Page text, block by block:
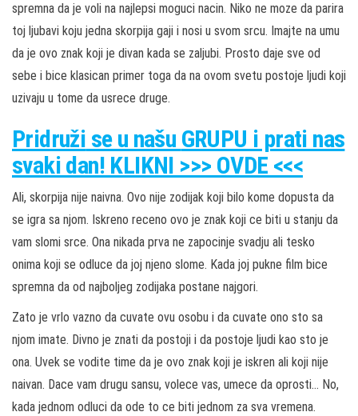
spremna da je voli na najlepsi moguci nacin. Niko ne moze da parira
toj ljubavi koju jedna skorpija gaji i nosi u svom srcu. Imajte na umu
da je ovo znak koji je divan kada se zaljubi. Prosto daje sve od
sebe i bice klasican primer toga da na ovom svetu postoje ljudi koji
uzivaju u tome da usrece druge.
Pridruži se u našu GRUPU i prati nas
svaki dan! KLIKNI >>> OVDE <<<
Ali, skorpija nije naivna. Ovo nije zodijak koji bilo kome dopusta da
se igra sa njom. Iskreno receno ovo je znak koji ce biti u stanju da
vam slomi srce. Ona nikada prva ne zapocinje svadju ali tesko
onima koji se odluce da joj njeno slome. Kada joj pukne film bice
spremna da od najboljeg zodijaka postane najgori.
Zato je vrlo vazno da cuvate ovu osobu i da cuvate ono sto sa
njom imate. Divno je znati da postoji i da postoje ljudi kao sto je
ona. Uvek se vodite time da je ovo znak koji je iskren ali koji nije
naivan. Dace vam drugu sansu, volece vas, umece da oprosti… No,
kada jednom odluci da ode to ce biti jednom za sva vremena.